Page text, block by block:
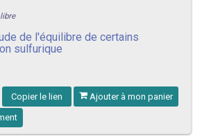
de l'équilibre de certains
sulfurique
Copier le lien Ajouter à mon panier